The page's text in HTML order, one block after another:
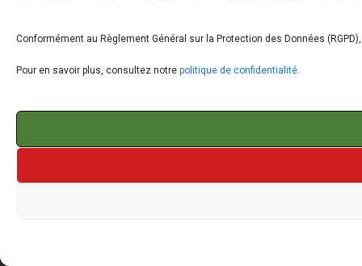
Conformément au Règlement Général sur la Protection des Données
Pour en savoir plus, consultez notre politique de confidentialité.